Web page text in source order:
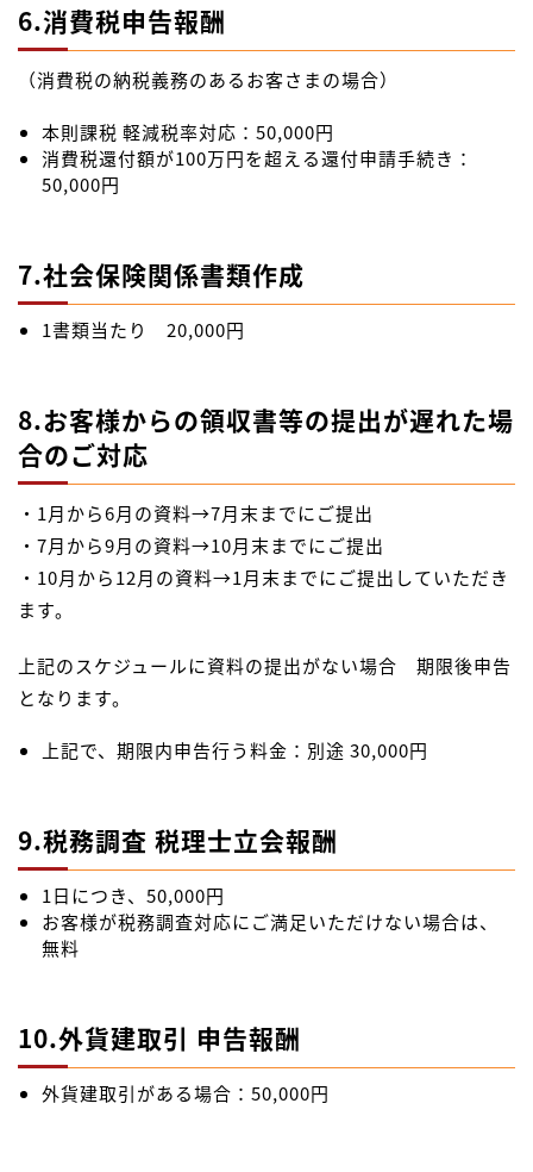
6.消費税申告報酬
（消費税の納税義務のあるお客さまの場合）
本則課税 軽減税率対応：50,000円
消費税還付額が100万円を超える還付申請手続き：
50,000円
7.社会保険関係書類作成
1書類当たり 20,000円
8.お客様からの領収書等の提出が遅れた場
合のご対応
・1月から6月の資料→7月末までにご提出
・7月から9月の資料→10月末までにご提出
・10月から12月の資料→1月末までにご提出していただき
ます。
上記のスケジュールに資料の提出がない場合 期限後申告
となります。
上記で、期限内申告行う料金：別途 30,000円
9.税務調査 税理士立会報酬
1日につき、50,000円
お客様が税務調査対応にご満足いただけない場合は、
無料
10.外貨建取引 申告報酬
外貨建取引がある場合：50,000円